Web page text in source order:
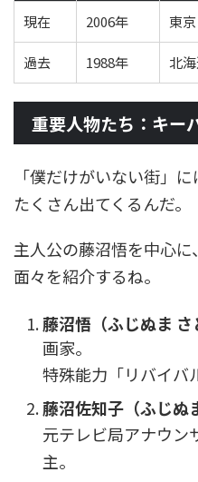
現在 2006年 東京
過去 1988年 北
重要人物たち：キー
「僕だけがいない街」
たくさん出てくるんだ。
主人公の藤沼悟を中心
面々を紹介するね。
藤沼悟（ふじぬま さ
画家。
特殊能力「リバイバ
藤沼佐知子（ふじぬ
元テレビ局アナウン
主。